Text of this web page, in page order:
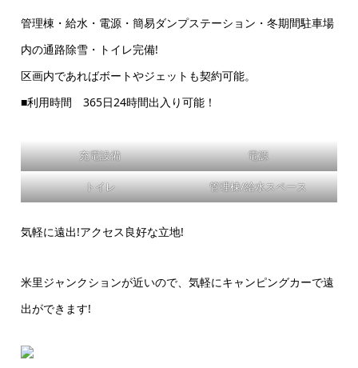
管理棟・給水・電源・簡易ダンプステーション・冬期間駐車場
内の通路除雪・トイレ完備!
区画内であればボートやジェットも契約可能。
■利用時間 365日24時間出入り可能！
充電設備 電源
トイレ 管理棟/給水スペース
気軽に遠出!アクセス良好な立地!
米里ジャンクションが近いので、気軽にキャンピングカーで遠
出ができます!